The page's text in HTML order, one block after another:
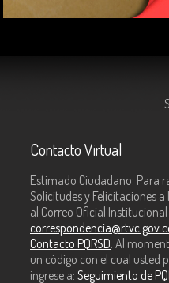
Contacto Virtual
Estimado Ciudadano: Para
Solicitudes y Felicitaciones
al Correo Oficial Institucional
Contacto PQRSD. Al
un código con el cual usted
ingrese a: Seguimiento de